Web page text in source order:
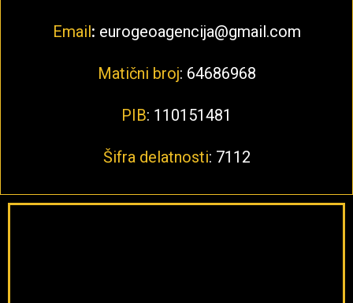
Email: eurogeoagencija@gmail.com
Matični broj: 64686968
PIB: 110151481
Šifra delatnosti: 7112